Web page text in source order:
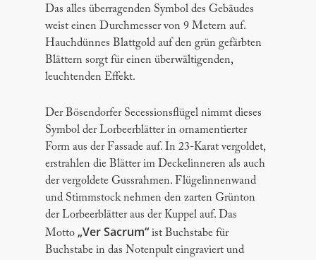
Das alles überragenden Symbol des Gebäudes
weist einen Durchmesser von 9 Metern auf.
Hauchdünnes Blattgold auf den grün gefärbten
Blättern sorgt für einen überwältigenden,
leuchtenden Effekt.
Der Bösendorfer Secessionsflügel nimmt dieses
Symbol der Lorbeerblätter in ornamentierter
Form aus der Fassade auf. In 23-Karat vergoldet,
erstrahlen die Blätter im Deckelinneren als auch
der vergoldete Gussrahmen. Flügelinnenwand
und Stimmstock nehmen den zarten Grünton
der Lorbeerblätter aus der Kuppel auf. Das
Motto„Ver Sacrum“ ist Buchstabe für
Buchstabe in das Notenpult eingraviert und